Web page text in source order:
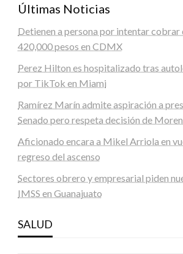
Últimas Noticias
Detienen a persona por intentar cobrar
420,000 pesos en CDMX
Perez Hilton es hospitalizado tras
por TikTok en Miami
Ramírez Marín admite aspiración a
Senado pero respeta decisión de
Aficionado encara a Mikel Arriola en
regreso del ascenso
Sectores obrero y empresarial piden
IMSS en Guanajuato
SALUD